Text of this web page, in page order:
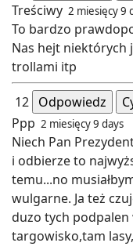
Treściwy 2 miesięcy 9
To bardzo
Nas hejt niektórych
trollami itp
12 Odpowiedz
Ppp 2 miesięcy 9 days
Niech Pan
i odbierze to
temu...no
wulgarne. Ja też
duzo tych podpalen
targowisko,tam